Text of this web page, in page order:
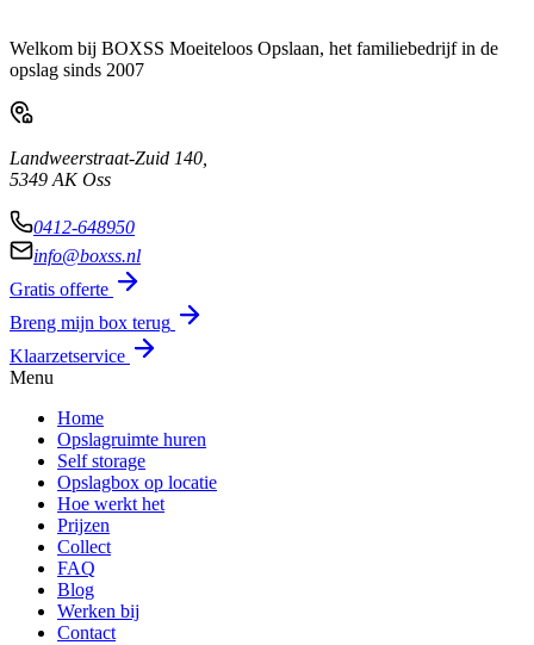
Welkom bij BOXSS Moeiteloos Opslaan, het familiebedrijf in de
opslag sinds 2007
Landweerstraat-Zuid 140,
5349 AK Oss
0412-648950
info@boxss.nl
Gratis offerte
Breng mijn box terug
Klaarzetservice
Menu
Home
Opslagruimte huren
Self storage
Opslagbox op locatie
Hoe werkt het
Prijzen
Collect
FAQ
Blog
Werken bij
Contact